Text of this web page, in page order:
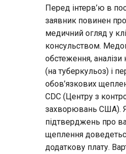
Перед інтерв’ю в
заявник повинен
медичний огляд у
консульством.
обстеження,
(на туберкульоз) і
обов’язкових
CDC (Центру з
захворювань США).
підтверджень про
щеплення
додаткову плату.